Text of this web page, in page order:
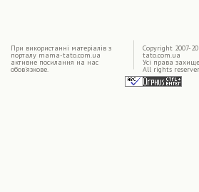
При використаннi матерiалiв з
порталу mama-tato.com.ua
активне посилання на нас
обов'язкове.
Copyright 2007-
tato.com.ua
Усі права
All rights